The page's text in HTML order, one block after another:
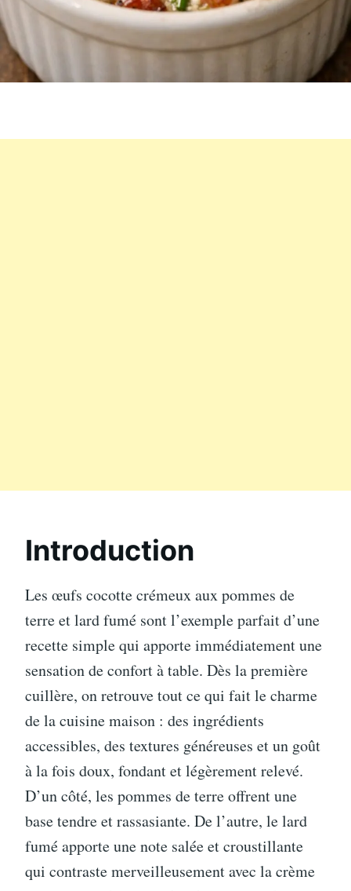
Introduction
Les œufs cocotte crémeux aux pommes de
terre et lard fumé sont l’exemple parfait d’une
recette simple qui apporte immédiatement une
sensation de confort à table. Dès la première
cuillère, on retrouve tout ce qui fait le charme
de la cuisine maison : des ingrédients
accessibles, des textures généreuses et un goût
à la fois doux, fondant et légèrement relevé.
D’un côté, les pommes de terre offrent une
base tendre et rassasiante. De l’autre, le lard
fumé apporte une note salée et croustillante
qui contraste merveilleusement avec la crème